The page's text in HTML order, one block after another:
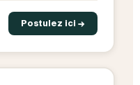
Postulez ici →